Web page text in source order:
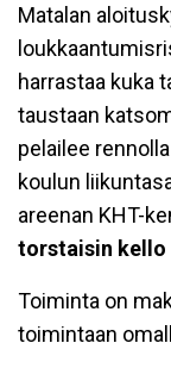
Matalan
harrastaa kuka
taustaan
pelailee
koulun
areenan KHT-
torstaisin kello
Toiminta on
toimintaan